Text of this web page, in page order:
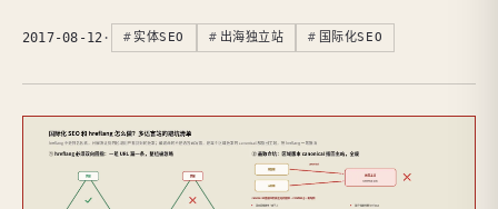
2017-08-12 · 实体SEO 出海独立站 国际化SEO